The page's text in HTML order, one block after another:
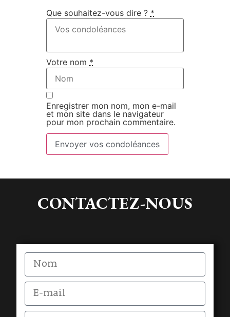
Que souhaitez-vous dire ? *
Votre nom *
Enregistrer mon nom, mon e-mail
et mon site dans le navigateur
pour mon prochain commentaire.
Envoyer vos condoléances
CONTACTEZ-NOUS